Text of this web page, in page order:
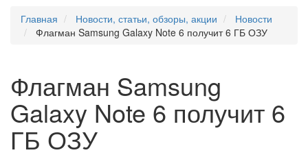
Главная
Новости, статьи, обзоры, акции
Новости
Флагман Samsung Galaxy Note 6 получит 6 ГБ ОЗУ
Флагман Samsung
Galaxy Note 6 получит 6
ГБ ОЗУ